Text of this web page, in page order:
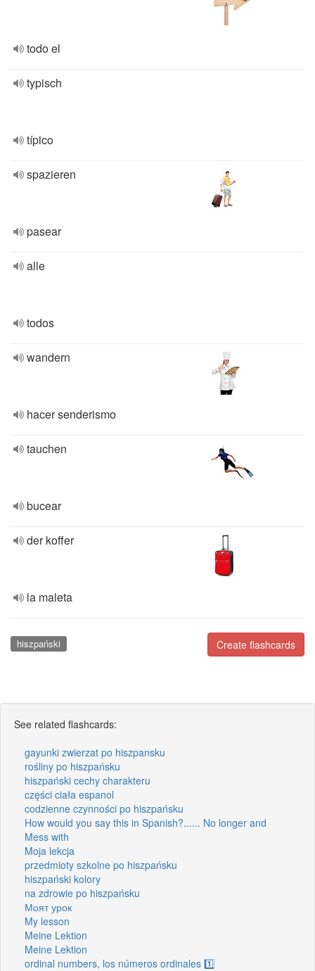
todo el
typisch
típico
spazieren
pasear
alle
todos
wandern
hacer senderismo
tauchen
bucear
der koffer
la maleta
Create flashcards
hiszpański
See related flashcards:
gayunki zwierzat po hiszpansku
rośliny po hiszpańsku
hiszpański cechy charakteru
części ciała espanol
codzienne czynności po hiszpańsku
How would you say this in Spanish?...... No longer and
Mess with
Moja lekcja
przedmioty szkolne po hiszpańsku
hiszpański kolory
na zdrowie po hiszpańsku
Моят урок
My lesson
Meine Lektion
Meine Lektion
ordinal numbers, los números ordinales 1️⃣